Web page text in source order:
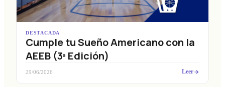
DESTACADA
Cumple tu Sueño Americano con la
AEEB (3ª Edición)
29/06/2026 Leer